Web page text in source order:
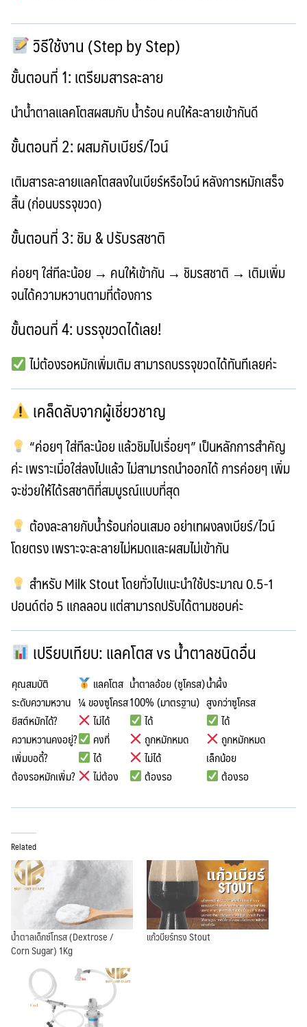
วิธีใช้งาน (Step by Step)
ขั้นตอนที่ 1: เตรียมสารละลาย
นำน้ำตาลแลคโตสผสมกับน้ำร้อนคนให้ละลายเข้ากันดี
ขั้นตอนที่ 2: ผสมกับเบียร์/ไวน์
เติมสารละลายแลคโตสลงในเบียร์หรือไวน์หลังการหมักเสร็จ
สิ้น(ก่อนบรรจุขวด)
ขั้นตอนที่ 3: ชิม & ปรับรสชาติ
ค่อยๆ ใส่ทีละน้อย → คนให้เข้ากัน → ชิมรสชาติ → เติมเพิ่ม
จนได้ความหวานตามที่ต้องการ
ขั้นตอนที่ 4: บรรจุขวดได้เลย!
ไม่ต้องรอหมักเพิ่มเติมสามารถบรรจุขวดได้ทันทีเลยค่ะ
เคล็ดลับจากผู้เชี่ยวชาญ
“ค่อยๆ ใส่ทีละน้อย แล้วชิมไปเรื่อยๆ”เป็นหลักการสำคัญ
ค่ะ เพราะเมื่อใส่ลงไปแล้ว ไม่สามารถนำออกได้ การค่อยๆ เพิ่ม
จะช่วยให้ได้รสชาติที่สมบูรณ์แบบที่สุด
ต้องละลายกับน้ำร้อนก่อนเสมออย่าเทผงลงเบียร์/ไวน์
โดยตรง เพราะจะละลายไม่หมดและผสมไม่เข้ากัน
สำหรับMilk Stoutโดยทั่วไปแนะนำใช้ประมาณ0.5-1
ปอนด์ต่อ 5 แกลลอนแต่สามารถปรับได้ตามชอบค่ะ
เปรียบเทียบ: แลคโตส vs น้ำตาลชนิดอื่น
คุณสมบัติ แลคโตส น้ำตาลอ้อย (ซูโครส)น้ำผึ้ง
ระดับความหวาน ¼ ของซูโครส100% (มาตรฐาน) สูงกว่าซูโครส
ยีสต์หมักได้?
ไม่ได้ ได้
ได้
ความหวานคงอยู่?
คงที่ ถูกหมักหมด
ถูกหมักหมด
เพิ่มบอดี้?
ได้ ไม่ได้
เล็กน้อย
ต้องรอหมักเพิ่ม?
ไม่ต้อง ต้องรอ ต้องรอ
Related
น้ำตาลเด็กซ์โทรส (Dextrose /
Corn Sugar) 1Kg
แก้วบียร์ทรง Stout